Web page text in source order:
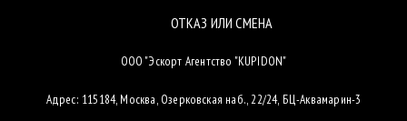
ОТКАЗ ИЛИ СМЕНА
ООО "Эскорт Агентство "KUPIDON"
Адрес: 115184, Москва, Озерковская наб., 22/24, БЦ-Аквамарин-3